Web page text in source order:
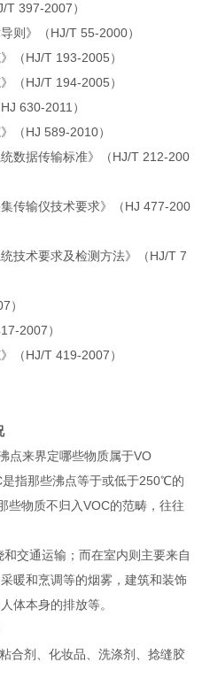
T 397-2007）
则》（HJ/T 55-2000）
（HJ/T 193-2005）
（HJ/T 194-2005）
630-2011）
（HJ 589-2010）
数据传输标准》（HJ/T 212-200
传输仪技术要求》（HJ 477-200
技术要求及检测方法》（HJ/T 7
）
2007）
（HJ/T 419-2007）
点来界定哪些物质属于VO
指那些沸点等于或低于250℃的
些物质不归入VOC的范畴，往往
交通运输；而在室内则主要来自
采暖和烹调等的烟雾，建筑和装饰
体本身的排放等。
合剂、化妆品、洗涤剂、捻缝胶